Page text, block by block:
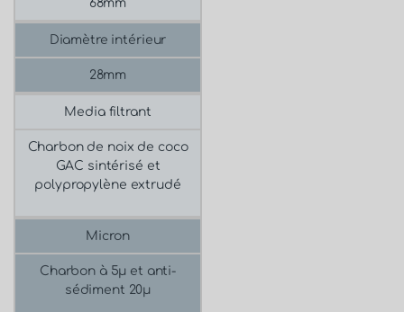
68mm
Diamètre intérieur
28mm
Media filtrant
Charbon de noix de coco
GAC sintérisé et
polypropylène extrudé
Micron
Charbon à 5μ et anti-
sédiment 20μ